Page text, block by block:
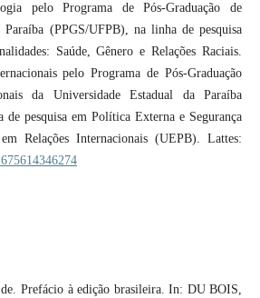
pelo Programa de Pós-Graduação de
Paraíba (PPGS/UFPB), na linha de pesquisa
Saúde, Gênero e Relações Raciais.
pelo Programa de Pós-Graduação
da Universidade Estadual da Paraíba
pesquisa em Política Externa e Segurança
Relações Internacionais (UEPB). Lattes:
Prefácio à edição brasileira. In: DU BOIS,